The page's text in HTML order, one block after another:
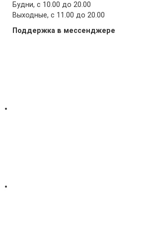
Будни, с 10.00 до 20.00
Выходные, с 11.00 до 20.00
Поддержка в мессенджере